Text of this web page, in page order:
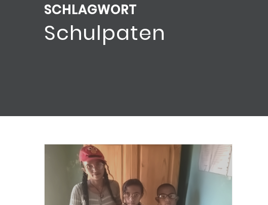
SCHLAGWORT
Schulpaten